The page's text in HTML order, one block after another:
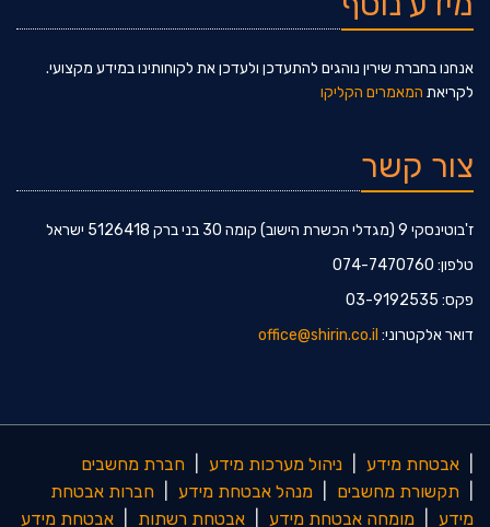
אנחנו בחברת שירין נוהגים להתעדכן ולעדכן את לקוחותינו במידע מקצועי.
לקריאת המאמרים הקליקו
צור קשר
ז'בוטינסקי 9 (מגדלי הכשרת הישוב) קומה 30 בני ברק 5126418 ישראל
טלפון: 074-7470760
פקס: 03-9192535
דואר אלקטרוני:
אבטחת מידע ניהול מערכות מידע
חברת מחשבים
תקשורת מחשבים מנהל אבטחת מידע
חברות אבטחת
מידע
מומחה אבטחת מידע אבטחת רשתות אבטחת מידע